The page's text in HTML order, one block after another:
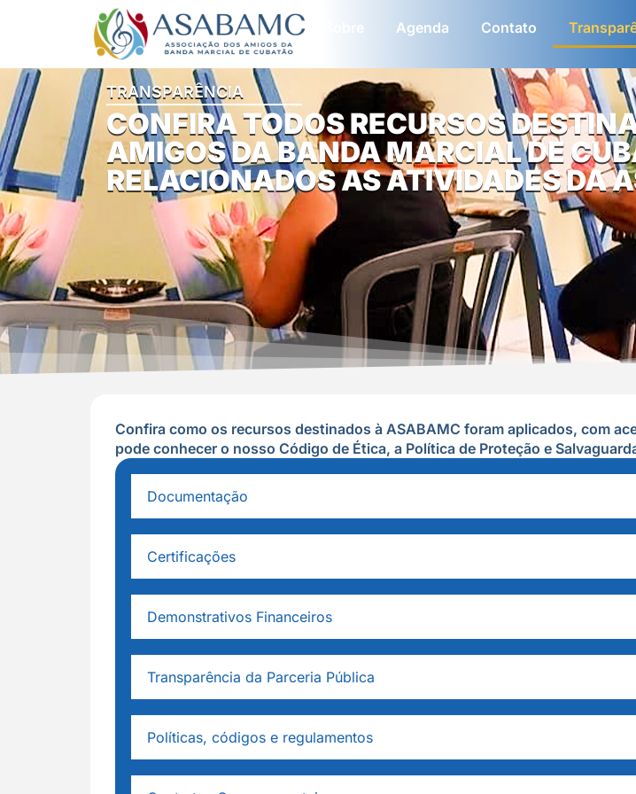
Sobre Agenda Contato
TRANSPARÊNCIA
CONFIRA TODOS RECURSOS
AMIGOS DA BANDA MARCIAL DE
RELACIONADOS AS ATIVIDADES DA
Confira como os recursos destinados à ASABAMC foram aplicados, com
pode conhecer o nosso Código de Ética, a Política de Proteção e
Documentação
Certificações
Demonstrativos Financeiros
Transparência da Parceria Pública
Políticas, códigos e regulamentos